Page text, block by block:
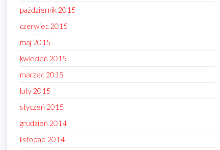
październik 2015
czerwiec 2015
maj 2015
kwiecień 2015
marzec 2015
luty 2015
styczeń 2015
grudzień 2014
listopad 2014